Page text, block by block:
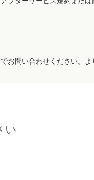
お問い合わせください。
い